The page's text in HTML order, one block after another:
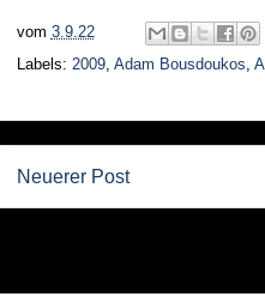
vom 3.9.22
Labels: 2009, Adam Bousdoukos
Neuerer Post